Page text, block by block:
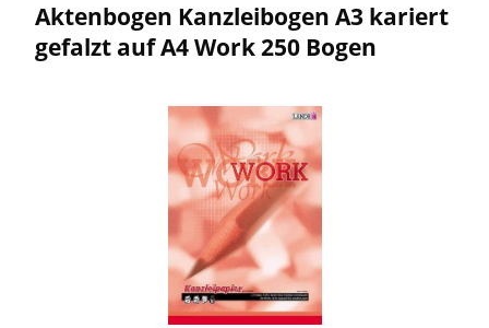
Aktenbogen Kanzleibogen A3 kariert
gefalzt auf A4 Work 250 Bogen